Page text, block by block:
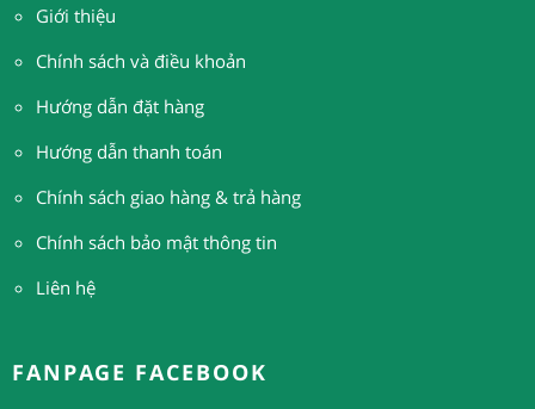
Giới thiệu
Chính sách và điều khoản
Hướng dẫn đặt hàng
Hướng dẫn thanh toán
Chính sách giao hàng & trả hàng
Chính sách bảo mật thông tin
Liên hệ
FANPAGE FACEBOOK